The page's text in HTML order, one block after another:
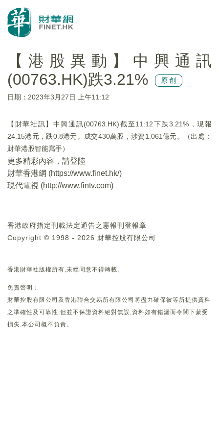
【港股異動】中興通訊
(00763.HK)跌3.21%
原創
日期：2023年3月27日 上午11:12
【財華社訊】中興通訊(00763.HK)截至11:12下跌3.21%，現報
24.15港元，跌0.8港元。成交430萬股，涉資1.061億元。（出處：
財華港股智能寫手）
更多精彩內容，請登陸
財華香港網 (https://www.finet.hk/)
現代電視 (http://www.fintv.com)
香港政府指定刊載法定通告之憲報刊登報章
Copyright © 1998 - 2026 財華控股有限公司
香港財華社版權所有,未經同意不得轉載。
免責聲明：
財華控股有限公司及香港聯合交易所有限公司將盡力確保彼等所提供資料
之準確性及可靠性,但並不保證資料絕對無誤,資料如有錯漏而令閣下蒙受
損失,本公司概不負責。